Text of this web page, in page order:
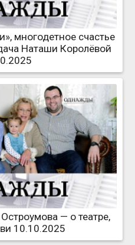
многодетное счастье
Наташи Королёвой
— о театре,
10.10.2025